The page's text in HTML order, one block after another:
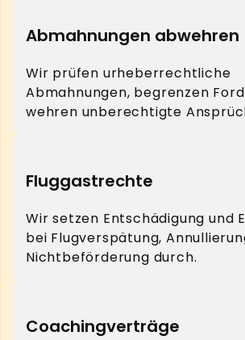
Abmahnungen abwehren
Wir prüfen urheberrechtliche
Abmahnungen, begrenzen
wehren unberechtigte
Fluggastrechte
Wir setzen Entschädigung und
bei Flugverspätung,
Nichtbeförderung durch.
Coachingverträge